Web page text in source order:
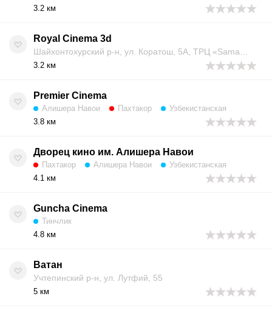
3.2 км
Royal Cinema 3d
3.2 км
Premier Cinema
Алишера Навои Пахтакор
Узбекистанская
3.8 км
Дворец кино им. Алишера Навои
Пахтакор Алишера Навои
Узбекистанская
4.1 км
Guncha Cinema
Тинчлик
4.8 км
Ватан
Учтепинский р-н, ул. Лутфий, 55
5 км